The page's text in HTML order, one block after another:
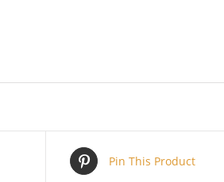
Pin This Product